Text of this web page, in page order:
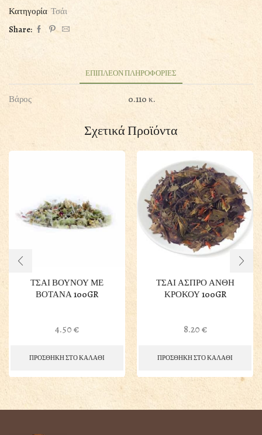
100GR
ποσότητα
Κατηγορία Τσάι
Share:
ΕΠΙΠΛΕΟΝ ΠΛΗΡΟΦΟΡΙΕΣ
Βάρος 0.110 κ.
Σχετικά Προϊόντα
ΤΣΑΙ ΒΟΥΝΟΥ ΜΕ
ΒΟΤΑΝΑ 100GR
4.50€
ΠΡΟΣΘΗΚΗ ΣΤΟ ΚΑΛΑΘΙ
ΤΣΑΙ ΑΣΠΡΟ ΑΝΘΗ
ΚΡΟΚΟΥ 100GR
8.20€
ΠΡΟΣΘΗΚΗ ΣΤΟ ΚΑΛΑΘΙ